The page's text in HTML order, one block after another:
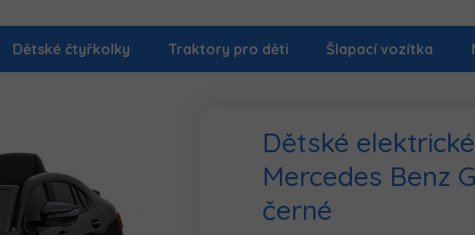
Dětské čtyřkolky Traktory pro děti Šlapací vozítka
Dětské
Mercedes Benz
černé